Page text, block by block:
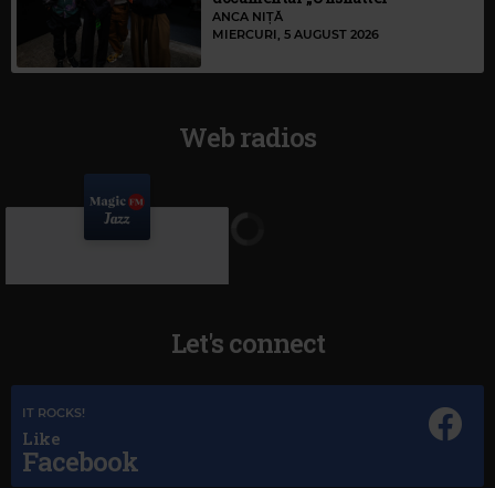
ANCA NIȚĂ
MIERCURI, 5 AUGUST 2026
Web radios
Magic Jazz
Let's connect
IT ROCKS!
Like
Facebook